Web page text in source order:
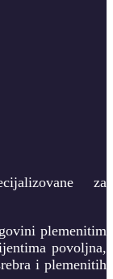
plemenitim
povoljna,
i plemenitih